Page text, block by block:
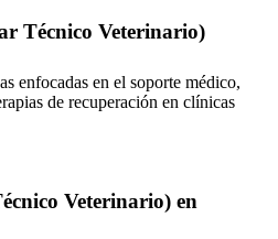
Técnico Veterinario)
enfocadas en el soporte médico,
de recuperación en clínicas
Veterinario) en